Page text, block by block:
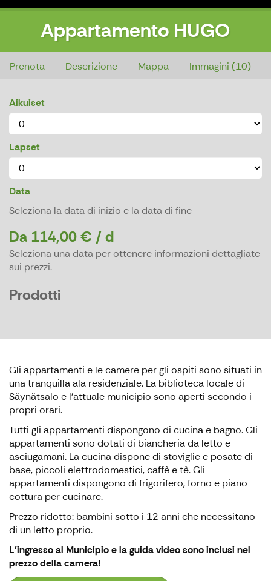
Appartamento HUGO
Appartamento HUGO
Prenota Descrizione Mappa Immagini (10)
Aikuiset
Lapset
Data
Seleziona la data di inizio e la data di fine
Da 114,00 € / d
Seleziona una data per ottenere informazioni dettagliate
sui prezzi.
Prodotti
Gli appartamenti e le camere per gli ospiti sono situati in
una tranquilla ala residenziale. La biblioteca locale di
Säynätsalo e l'attuale municipio sono aperti secondo i
propri orari.
Tutti gli appartamenti dispongono di cucina e bagno. Gli
appartamenti sono dotati di biancheria da letto e
asciugamani. La cucina dispone di stoviglie e posate di
base, piccoli elettrodomestici, caffè e tè. Gli
appartamenti dispongono di frigorifero, forno e piano
cottura per cucinare.
Prezzo ridotto: bambini sotto i 12 anni che necessitano
di un letto proprio.
L'ingresso al Municipio e la guida video sono inclusi nel
prezzo della camera!